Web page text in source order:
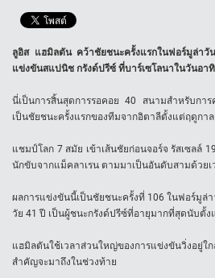
ลูอิส แฮมิลตัน คว้าชัยชนะครั้งแรกในฟอร์มูล่าวั
แข่งขันสแปนิช กรังด์ปรีซ์ ที่บาร์เซโลนาในวันอา
นี่เป็นการสิ้นสุดการรอคอย 40 สนามสำหรับกา
เป็นชัยชนะครั้งแรกของทีมจากอิตาลีตั้งแต่ฤดูกา
แชมป์โลก 7 สมัย เข้าเส้นชัยก่อนจอร์จ รัสเซลล์
นักขับจากแม็คลาเรน ตามมาเป็นอันดับสามด้วยเ
ผลการแข่งขันนี้เป็นชัยชนะครั้งที่ 106 ในฟอร์มูล่
วัย 41 ปี เป็นผู้ชนะกรังด์ปรีซ์ที่อายุมากที่สุดนับตั้
แฮมิลตันใช้เวลาส่วนใหญ่ของการแข่งขันวิ่งอ
สำคัญจะมาถึงในช่วงท้าย